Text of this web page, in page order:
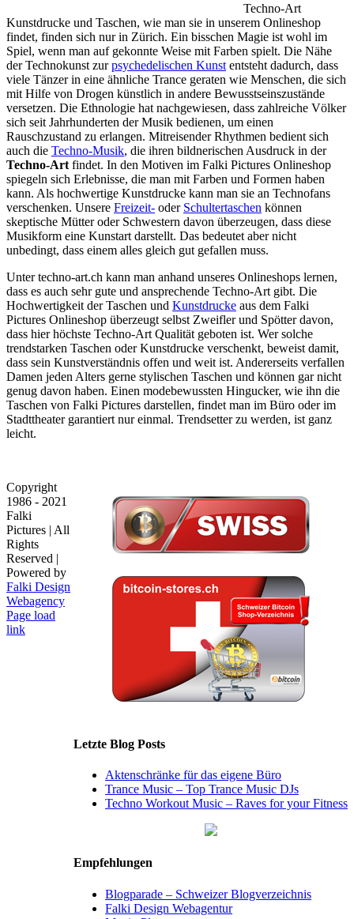
Techno-Art
Kunstdrucke und Taschen, wie man sie in unserem Onlineshop
findet, finden sich nur in Zürich. Ein bisschen Magie ist wohl im
Spiel, wenn man auf gekonnte Weise mit Farben spielt. Die Nähe
der Technokunst zurpsychedelischen Kunst entsteht dadurch, dass
viele Tänzer in eine ähnliche Trance geraten wie Menschen, die sich
mit Hilfe von Drogen künstlich in andere Bewusstseinszustände
versetzen. Die Ethnologie hat nachgewiesen, dass zahlreiche Völker
sich seit Jahrhunderten der Musik bedienen, um einen
Rauschzustand zu erlangen. Mitreisender Rhythmen bedient sich
auch die Techno-Musik, die ihren bildnerischen Ausdruck in der
Techno-Art findet. In den Motiven im Falki Pictures Onlineshop
spiegeln sich Erlebnisse, die man mit Farben und Formen haben
kann. Als hochwertige Kunstdrucke kann man sie an Technofans
verschenken. Unsere Freizeit- oder Schultertaschen können
skeptische Mütter oder Schwestern davon überzeugen, dass diese
Musikform eine Kunstart darstellt. Das bedeutet aber nicht
unbedingt, dass einem alles gleich gut gefallen muss.
Unter techno-art.ch kann man anhand unseres Onlineshops lernen,
dass es auch sehr gute und ansprechende Techno-Art gibt. Die
Hochwertigkeit der Taschen und Kunstdrucke aus dem Falki
Pictures Onlineshop überzeugt selbst Zweifler und Spötter davon,
dass hier höchste Techno-Art Qualität geboten ist. Wer solche
trendstarken Taschen oder Kunstdrucke verschenkt, beweist damit,
dass sein Kunstverständnis offen und weit ist. Andererseits verfallen
Damen jeden Alters gerne stylischen Taschen und können gar nicht
genug davon haben. Einen modebewussten Hingucker, wie ihn die
Taschen von Falki Pictures darstellen, findet man im Büro oder im
Stadttheater garantiert nur einmal. Trendsetter zu werden, ist ganz
leicht.
Letzte Blog Posts
Aktenschränke für das eigene Büro
Trance Music – Top Trance Music DJs
Techno Workout Music – Raves for your Fitness
Empfehlungen
Blogparade – Schweizer Blogverzeichnis
Falki Design Webagentur
Copyright
1986 - 2021
Falki
Pictures | All
Rights
Reserved |
Powered by
Falki Design
Webagency
Page load
link